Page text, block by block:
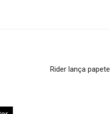
Rider lança